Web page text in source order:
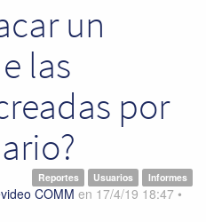
un
las
por
Reportes Usuarios Informes
COMM en 17/4/19 18:47 •